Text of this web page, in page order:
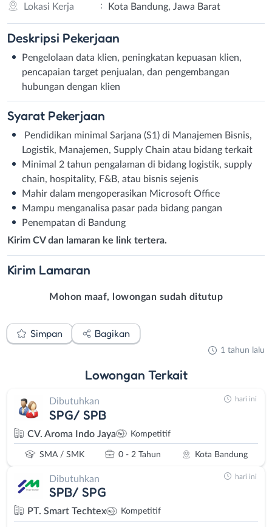
Lokasi Kerja
: Kota Bandung, Jawa Barat
Deskripsi Pekerjaan
Pengelolaan data klien, peningkatan kepuasan klien,
pencapaian target penjualan, dan pengembangan
hubungan dengan klien
Syarat Pekerjaan
Pendidikan minimal Sarjana (S1) di Manajemen Bisnis,
Logistik, Manajemen, Supply Chain atau bidang terkait
Minimal 2 tahun pengalaman di bidang logistik, supply
chain, hospitality, F&B, atau bisnis sejenis
Mahir dalam mengoperasikan Microsoft Office
Mampu menganalisa pasar pada bidang pangan
Penempatan di Bandung
Kirim CV dan lamaran ke link tertera.
Kirim Lamaran
Mohon maaf, lowongan sudah ditutup
Simpan Bagikan
1 tahun lalu
Lowongan Terkait
Dibutuhkan
SPG/ SPB
CV. Aroma Indo Jaya Kompetitif
SMA / SMK 0 - 2 Tahun Kota Bandung
hari ini
Dibutuhkan
SPB/ SPG
PT. Smart Techtex Kompetitif
hari ini